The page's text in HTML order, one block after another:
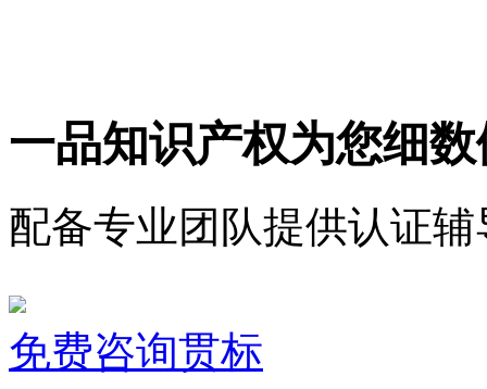
一品知识产权为您细
配备专业团队提供认证辅
免费咨询贯标